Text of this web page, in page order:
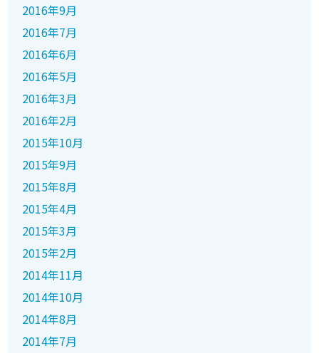
2016年9月
2016年7月
2016年6月
2016年5月
2016年3月
2016年2月
2015年10月
2015年9月
2015年8月
2015年4月
2015年3月
2015年2月
2014年11月
2014年10月
2014年8月
2014年7月